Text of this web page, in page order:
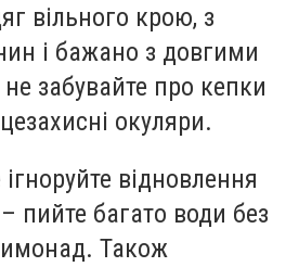
вільного крою, з
і бажано з довгими
забувайте про кепки
окуляри.
відновлення
пийте багато води без
Також